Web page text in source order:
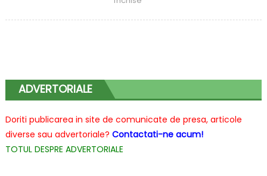
epidemie
ADVERTORIALE
Doriti publicarea in site de comunicate de presa, articole
diverse sau advertoriale? Contactati-ne acum!
TOTUL DESPRE ADVERTORIALE